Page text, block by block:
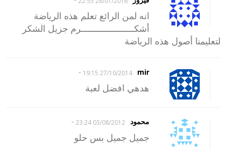
انه لمن الرائع تعلم هذه الرياضة
أشكـــــــــــــــــــــرم جزيل الشكر
لتعليمنا أصول هذه الرياضة
mir
27/10/2014 19:15
-
هدهي افضل لعبة
محمود 03/08/2012 23:24
-
جميل جميل بس حلو